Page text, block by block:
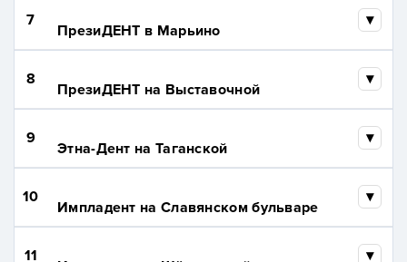
7
ПрезиДЕНТ в Марьино
8
ПрезиДЕНТ на Выставочной
9
Этна-Дент на Таганской
10
Импладент на Славянском бульваре
11